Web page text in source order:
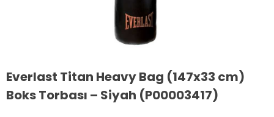
Everlast Titan Heavy Bag (147x33 cm)
Boks Torbası – Siyah (P00003417)